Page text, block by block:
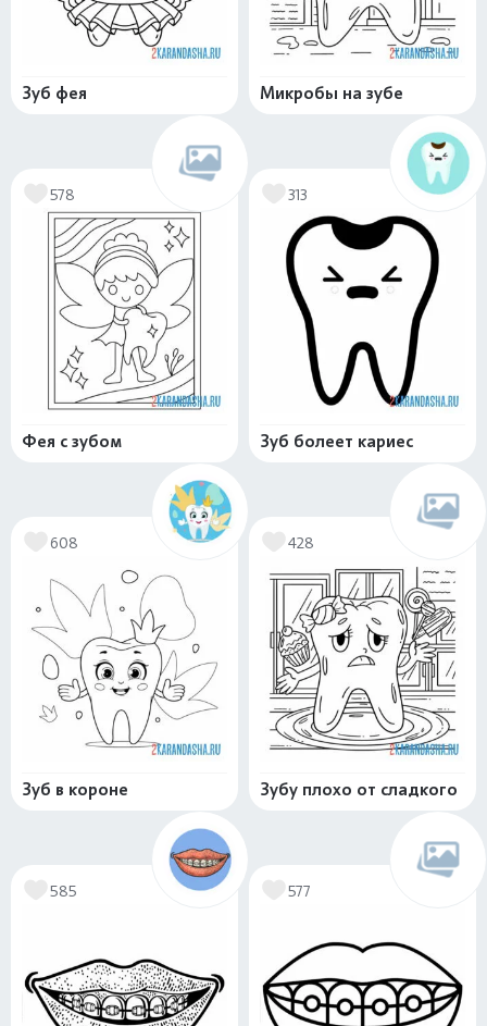
Зуб фея Микробы на зубе
578
Фея с зубом
313
Зуб болеет кариес
608
Зуб в короне
428
Зубу плохо от сладкого
585 577